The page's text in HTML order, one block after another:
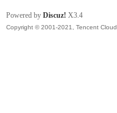
Powered by Discuz! X3.4
Copyright © 2001-2021, Tencent Cloud.